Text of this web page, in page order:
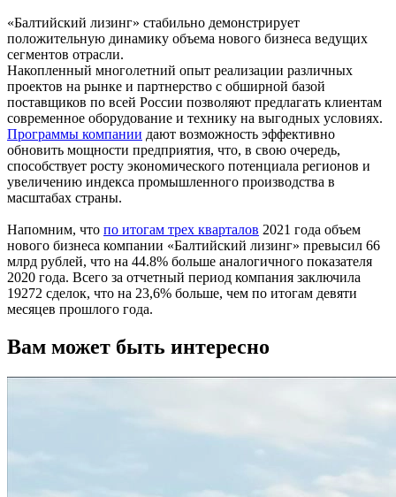
«Балтийский лизинг» стабильно демонстрирует
положительную динамику объема нового бизнеса ведущих
сегментов отрасли.
Накопленный многолетний опыт реализации различных
проектов на рынке и партнерство с обширной базой
поставщиков по всей России позволяют предлагать клиентам
современное оборудование и технику на выгодных условиях.
Программы компании дают возможность эффективно
обновить мощности предприятия, что, в свою очередь,
способствует росту экономического потенциала регионов и
увеличению индекса промышленного производства в
масштабах страны.
Напомним, что по итогам трех кварталов 2021 года объем
нового бизнеса компании «Балтийский лизинг» превысил 66
млрд рублей, что на 44.8% больше аналогичного показателя
2020 года. Всего за отчетный период компания заключила
19272 сделок, что на 23,6% больше, чем по итогам девяти
месяцев прошлого года.
Вам может быть интересно